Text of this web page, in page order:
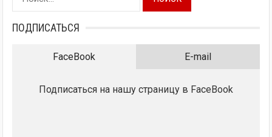
ПОДПИСАТЬСЯ
FaceBook E-mail
Подписаться на нашу страницу в FaceBook